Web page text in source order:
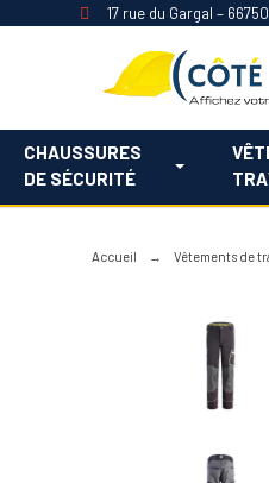
17 rue du Gargal –
CHAUSSURES
DE SÉCURITÉ
Accueil Vêtements de